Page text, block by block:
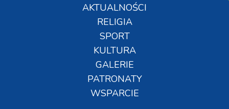
AKTUALNOŚCI
RELIGIA
SPORT
KULTURA
GALERIE
PATRONATY
WSPARCIE